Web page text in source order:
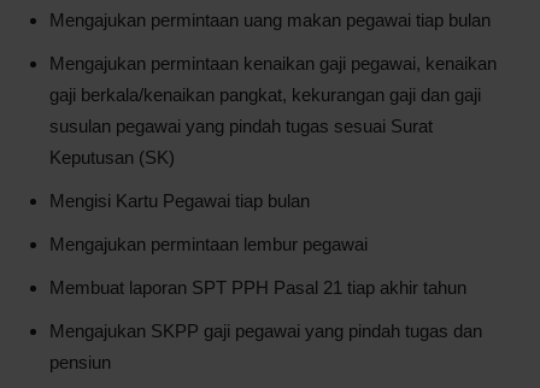
Mengajukan permintaan uang makan pegawai tiap bulan
Mengajukan permintaan kenaikan gaji pegawai, kenaikan
gaji berkala/kenaikan pangkat, kekurangan gaji dan gaji
susulan pegawai yang pindah tugas sesuai Surat
Keputusan (SK)
Mengisi Kartu Pegawai tiap bulan
Mengajukan permintaan lembur pegawai
Membuat laporan SPT PPH Pasal 21 tiap akhir tahun
Mengajukan SKPP gaji pegawai yang pindah tugas dan
pensiun